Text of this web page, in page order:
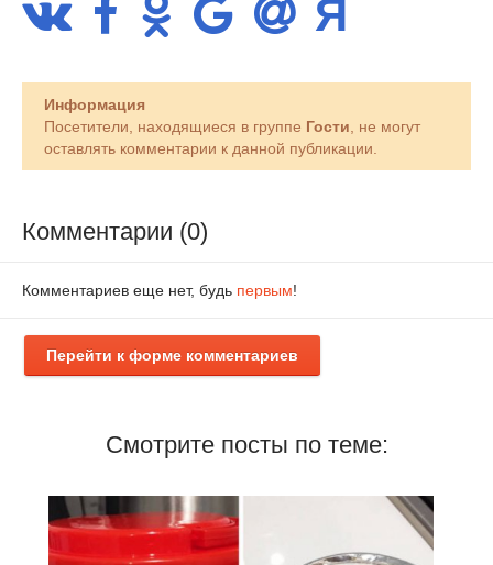
Информация
Посетители, находящиеся в группе Гости, не могут
оставлять комментарии к данной публикации.
Комментарии (0)
Комментариев еще нет, будь первым!
Перейти к форме комментариев
Смотрите посты по теме: